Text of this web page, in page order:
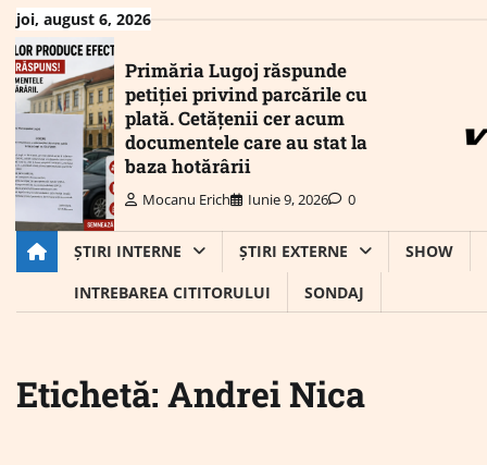
Skip
content
joi, august 6, 2026
Primăria Lugoj răspunde
petiției privind parcările cu
plată. Cetățenii cer acum
documentele care au stat la
baza hotărârii
Mocanu Erich Iunie 9, 2026 0
ȘTIRI INTERNE ȘTIRI EXTERNE SHOW
INTREBAREA CITITORULUI
SONDAJ
Etichetă: Andrei Nica